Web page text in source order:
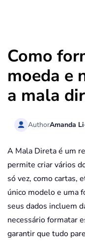
Como
moeda e
a mala
AuthorAmanda Li
A Mala Direta é um
permite criar vários
só vez, como cartas,
único modelo e uma
seus dados incluem
necessário formatar
garantir que tudo